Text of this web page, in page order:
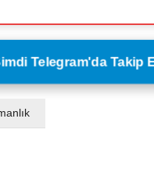
Telegram'da Takip